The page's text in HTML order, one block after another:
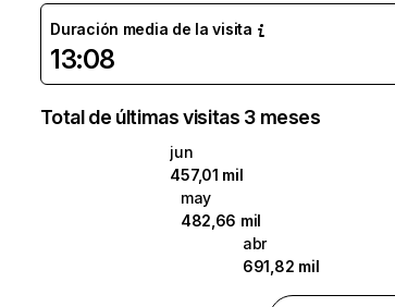
Duración media de la visita
13:08
Total de últimas visitas 3 meses
jun
457,01 mil
may
482,66 mil
abr
691,82 mil